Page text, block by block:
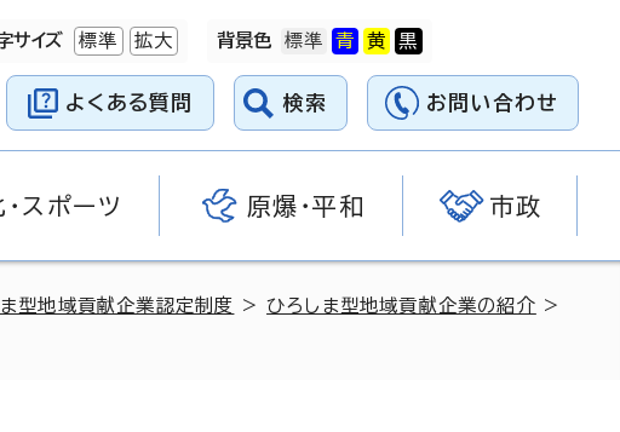
サイズ 標準 拡大 背景色
よくある質問 検索 お問い合わせ
スポーツ 原爆・平和 市政
型地域貢献企業認定制度 >ひろしま型地域貢献企業の紹介 >